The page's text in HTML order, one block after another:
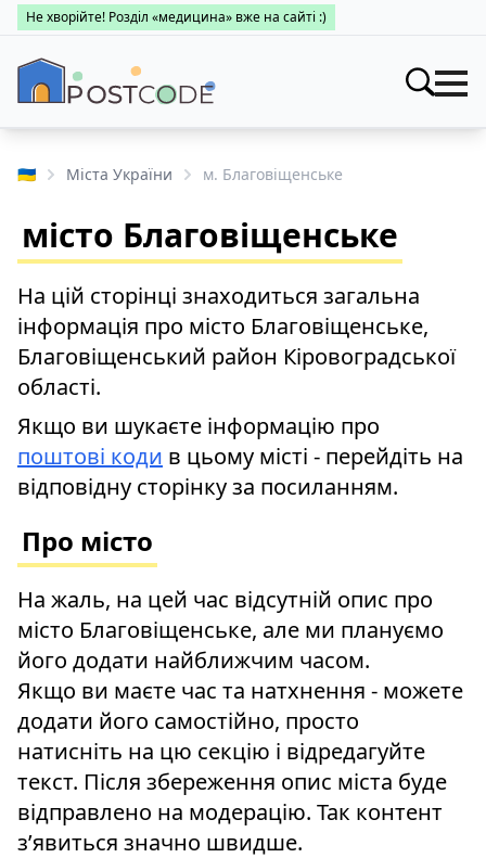
Не хворійте! Розділ «медицина» вже на сайті :)
Індекси
Пошук за областями
Про каталог
Міста України
Заклади
Про поштові індекси
Пошук за областями
Медицина
Про поштові індекси
Пошук за областями
👤 Особистий кабінет
🇺🇦 Міста України м. Благовіщенське
місто Благовіщенське
На цій сторінці знаходиться загальна
інформація про місто Благовіщенське,
Благовіщенський район Кіровоградської
області.
Якщо ви шукаєте інформацію про
поштові коди в цьому місті - перейдіть на
відповідну сторінку за посиланням.
Про місто
На жаль, на цей час відсутній опис про
місто Благовіщенське, але ми плануємо
його додати найближчим часом.
Якщо ви маєте час та натхнення - можете
додати його самостійно, просто
натисніть на цю секцію і відредагуйте
текст. Після збереження опис міста буде
відправлено на модерацію. Так контент
зʼявиться значно швидше.